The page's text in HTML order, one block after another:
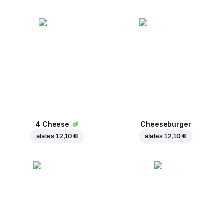
4 Cheese
alates 12,10 €
Cheeseburger
alates 12,10 €